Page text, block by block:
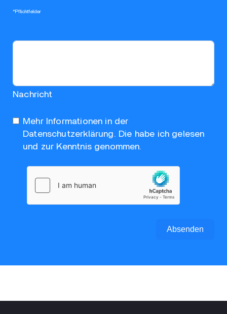
*Pflichtfelder
Nachricht
Mehr Informationen in der
Datenschutzerklärung. Die habe ich gelesen
und zur Kenntnis genommen.
Absenden